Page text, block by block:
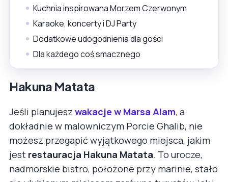
Kuchnia inspirowana Morzem Czerwonym
Karaoke, koncerty i DJ Party
Dodatkowe udogodnienia dla gości
Dla każdego coś smacznego
Hakuna Matata
Jeśli planujesz wakacje w Marsa Alam, a
dokładnie w malowniczym Porcie Ghalib, nie
możesz przegapić wyjątkowego miejsca, jakim
jest restauracja Hakuna Matata. To urocze,
nadmorskie bistro, położone przy marinie, stało